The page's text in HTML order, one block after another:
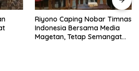
Riyono Caping Nobar Timnas
Indonesia Bersama Media
Magetan, Tetap Semangat